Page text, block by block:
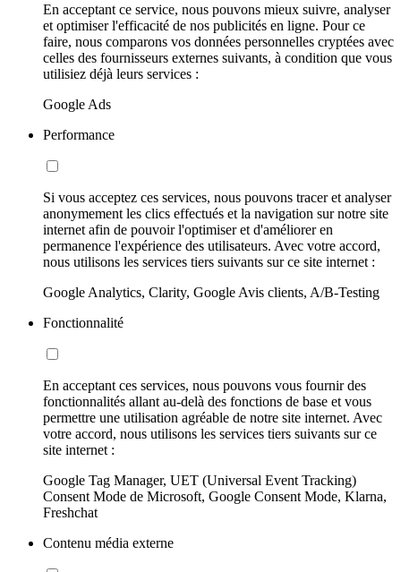
En acceptant ce service, nous pouvons mieux suivre, analyser
et optimiser l'efficacité de nos publicités en ligne. Pour ce
faire, nous comparons vos données personnelles cryptées avec
celles des fournisseurs externes suivants, à condition que vous
utilisiez déjà leurs services :
Google Ads
Performance
Si vous acceptez ces services, nous pouvons tracer et analyser
anonymement les clics effectués et la navigation sur notre site
internet afin de pouvoir l'optimiser et d'améliorer en
permanence l'expérience des utilisateurs. Avec votre accord,
nous utilisons les services tiers suivants sur ce site internet :
Google Analytics, Clarity, Google Avis clients, A/B-Testing
Fonctionnalité
En acceptant ces services, nous pouvons vous fournir des
fonctionnalités allant au-delà des fonctions de base et vous
permettre une utilisation agréable de notre site internet. Avec
votre accord, nous utilisons les services tiers suivants sur ce
site internet :
Google Tag Manager, UET (Universal Event Tracking)
Consent Mode de Microsoft, Google Consent Mode, Klarna,
Freshchat
Contenu média externe